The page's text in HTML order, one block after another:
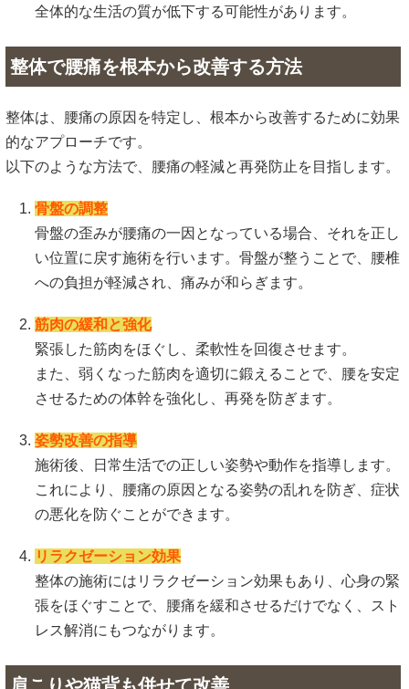
全体的な生活の質が低下する可能性があります。
整体で腰痛を根本から改善する方法
整体は、腰痛の原因を特定し、根本から改善するために効果
的なアプローチです。
以下のような方法で、腰痛の軽減と再発防止を目指します。
骨盤の調整
骨盤の歪みが腰痛の一因となっている場合、それを正し
い位置に戻す施術を行います。骨盤が整うことで、腰椎
への負担が軽減され、痛みが和らぎます。
筋肉の緩和と強化
緊張した筋肉をほぐし、柔軟性を回復させます。
また、弱くなった筋肉を適切に鍛えることで、腰を安定
させるための体幹を強化し、再発を防ぎます。
姿勢改善の指導
施術後、日常生活での正しい姿勢や動作を指導します。
これにより、腰痛の原因となる姿勢の乱れを防ぎ、症状
の悪化を防ぐことができます。
リラクゼーション効果
整体の施術にはリラクゼーション効果もあり、心身の緊
張をほぐすことで、腰痛を緩和させるだけでなく、スト
レス解消にもつながります。